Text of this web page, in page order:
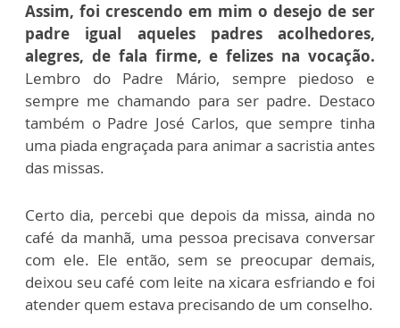
Assim, foi crescendo em mim o desejo de ser
padre igual aqueles padres acolhedores,
alegres, de fala firme, e felizes na vocação.
Lembro do Padre Mário, sempre piedoso e
sempre me chamando para ser padre. Destaco
também o Padre José Carlos, que sempre tinha
uma piada engraçada para animar a sacristia antes
das missas.
Certo dia, percebi que depois da missa, ainda no
café da manhã, uma pessoa precisava conversar
com ele. Ele então, sem se preocupar demais,
deixou seu café com leite na xicara esfriando e foi
atender quem estava precisando de um conselho.